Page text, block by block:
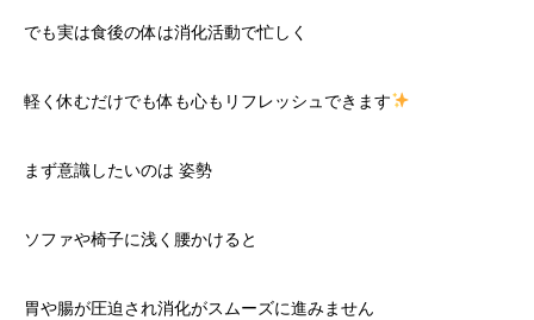
でも実は食後の体は消化活動で忙しく
軽く休むだけでも体も心もリフレッシュできます
まず意識したいのは 姿勢
ソファや椅子に浅く腰かけると
胃や腸が圧迫され消化がスムーズに進みません